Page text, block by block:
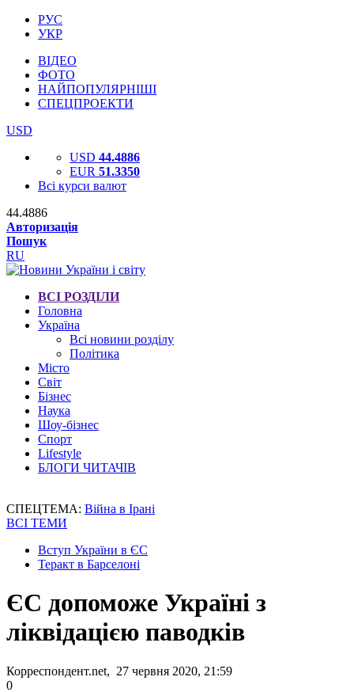
РУС
УКР
ВІДЕО
ФОТО
НАЙПОПУЛЯРНІШІ
СПЕЦПРОЕКТИ
USD
USD 44.4886
EUR 51.3350
Всі курси валют
44.4886
Авторизація
Пошук
RU
ВСІ РОЗДІЛИ
Головна
Україна
Всі новини розділу
Політика
Місто
Світ
Бізнес
Наука
Шоу-бізнес
Спорт
Lifestyle
БЛОГИ ЧИТАЧІВ
СПЕЦТЕМА: Війна в Ірані
ВСІ ТЕМИ
Вступ України в ЄС
Теракт в Барселоні
ЄС допоможе Україні з
ліквідацією паводків
Корреспондент.net, 27 червня 2020, 21:59
0